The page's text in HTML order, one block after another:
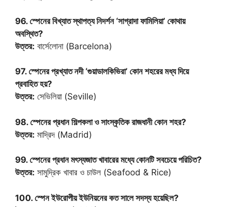
96. স্পেনের বিখ্যাত স্থাপত্য নিদর্শন ‘সাগ্রাদা ফামিলিয়া’ কোথায়
অবস্থিত?
উত্তর: বার্সেলোনা (Barcelona)
97. স্পেনের প্রখ্যাত নদী ‘গুয়াডালকিভিরা’ কোন শহরের মধ্য দিয়ে
প্রবাহিত হয়?
উত্তর: সেভিলিয়া (Seville)
98. স্পেনের প্রধান শিল্পকলা ও সাংস্কৃতিক রাজধানী কোন শহর?
উত্তর: মাদ্রিদ (Madrid)
99. স্পেনের প্রধান মৎস্যজাত খাবারের মধ্যে কোনটি সবচেয়ে পরিচিত?
উত্তর: সামুদ্রিক খাবার ও চাউল (Seafood & Rice)
100. স্পেন ইউরোপীয় ইউনিয়নের কত সালে সদস্য হয়েছিল?